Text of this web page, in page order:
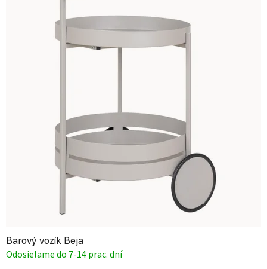
Barový vozík Beja
Odosielame do 7-14 prac. dní